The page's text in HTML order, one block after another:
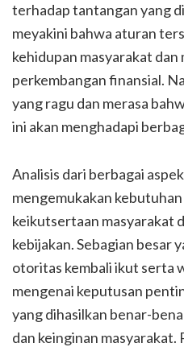
terhadap tantangan yang
meyakini bahwa aturan
kehidupan masyarakat dan
perkembangan finansial.
yang ragu dan merasa
ini akan menghadapi
Analisis dari berbagai
mengemukakan
keikutsertaan masyarakat
kebijakan. Sebagian besar
otoritas kembali ikut serta
mengenai keputusan
yang dihasilkan benar-
dan keinginan masyarakat.